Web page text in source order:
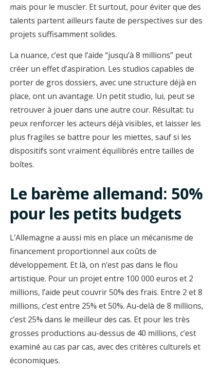
mais pour le muscler. Et surtout, pour éviter que des
talents partent ailleurs faute de perspectives sur des
projets suffisamment solides.
La nuance, c’est que l’aide “jusqu’à 8 millions” peut
créer un effet d’aspiration. Les studios capables de
porter de gros dossiers, avec une structure déjà en
place, ont un avantage. Un petit studio, lui, peut se
retrouver à jouer dans une autre cour. Résultat: tu
peux renforcer les acteurs déjà visibles, et laisser les
plus fragiles se battre pour les miettes, sauf si les
dispositifs sont vraiment équilibrés entre tailles de
boîtes.
Le barème allemand: 50%
pour les petits budgets
L’Allemagne a aussi mis en place un mécanisme de
financement proportionnel aux coûts de
développement. Et là, on n’est pas dans le flou
artistique. Pour un projet entre 100 000 euros et 2
millions, l’aide peut couvrir 50% des frais. Entre 2 et 8
millions, c’est entre 25% et 50%. Au-delà de 8 millions,
c’est 25% dans le meilleur des cas. Et pour les très
grosses productions au-dessus de 40 millions, c’est
examiné au cas par cas, avec des critères culturels et
économiques.